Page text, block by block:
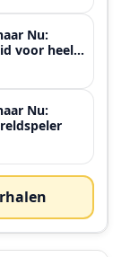
Nu:
voor heel
Nu: